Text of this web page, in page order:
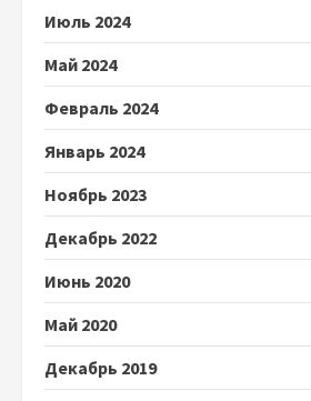
Июль 2024
Май 2024
Февраль 2024
Январь 2024
Ноябрь 2023
Декабрь 2022
Июнь 2020
Май 2020
Декабрь 2019